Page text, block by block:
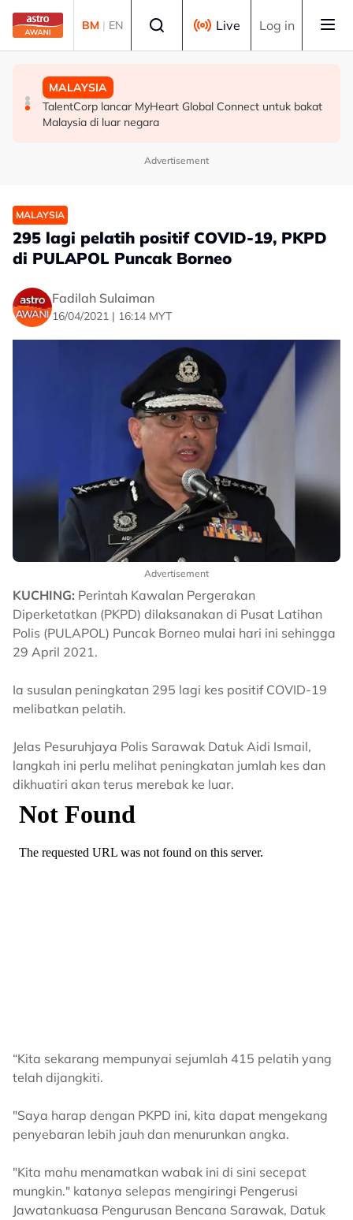
Skip to main content
BM | EN Live Log in
MALAYSIA
ICQS Bukit Kayu Hitam gempar beg disangka berisi
bom, dadah
MALAYSIA
Belum sepenggal mentadbir, Anwar berjaya pacu
Malaysia jadi 30 ekonomi terbesar dunia - Penganalisis
MALAYSIA
TalentCorp lancar MyHeart Global Connect untuk bakat
Malaysia di luar negara
Advertisement
MALAYSIA
295 lagi pelatih positif COVID-19, PKPD
di PULAPOL Puncak Borneo
Fadilah Sulaiman
16/04/2021 | 16:14 MYT
Advertisement
KUCHING: Perintah Kawalan Pergerakan
Diperketatkan (PKPD) dilaksanakan di Pusat Latihan
Polis (PULAPOL) Puncak Borneo mulai hari ini sehingga
29 April 2021.
Ia susulan peningkatan 295 lagi kes positif COVID-19
melibatkan pelatih.
Jelas Pesuruhjaya Polis Sarawak Datuk Aidi Ismail,
langkah ini perlu melihat peningkatan jumlah kes dan
dikhuatiri akan terus merebak ke luar.
“Kita sekarang mempunyai sejumlah 415 pelatih yang
telah dijangkiti.
"Saya harap dengan PKPD ini, kita dapat mengekang
penyebaran lebih jauh dan menurunkan angka.
"Kita mahu menamatkan wabak ini di sini secepat
mungkin." katanya selepas mengiringi Pengerusi
Jawatankuasa Pengurusan Bencana Sarawak, Datuk